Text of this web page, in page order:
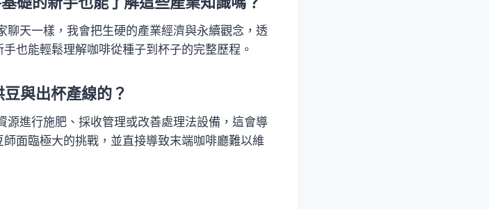
天一樣，我會把生硬的產業經濟與永續觀念，透
也能輕鬆理解咖啡從種子到杯子的完整歷程。
與出杯產線的？
進行施肥、採收管理或改善處理法設備，這會導
面臨極大的挑戰，並直接導致末端咖啡廳難以維